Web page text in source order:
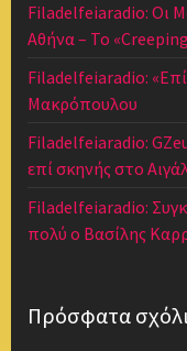
Filadelfeiaradio: Οι
Αθήνα – Το
Filadelfeiaradio:
Μακρόπουλου
Filadelfeiaradio:
επί σκηνής στο
Filadelfeiaradio:
πολύ ο Βασίλης
Πρόσφατα